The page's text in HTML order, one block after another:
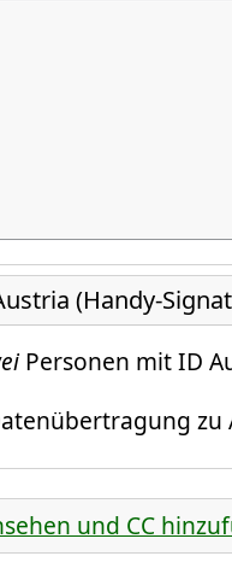
(Handy-
Personen mit ID
zu
und CC